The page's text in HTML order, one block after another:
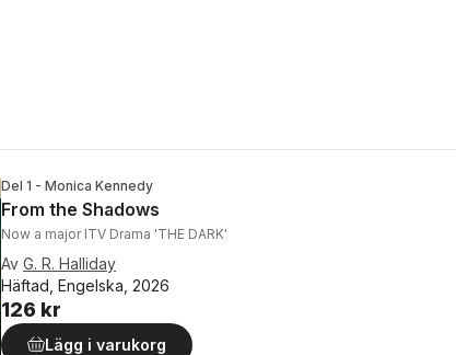
Del 1 - Monica Kennedy
From the Shadows
Now a major ITV Drama 'THE DARK'
Av G. R. Halliday
Häftad, Engelska, 2026
126 kr
Lägg i varukorg